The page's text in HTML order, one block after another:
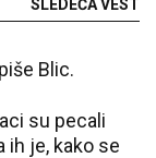
SLEDEĆA VEST
Blic.
su pecali
ih je, kako se